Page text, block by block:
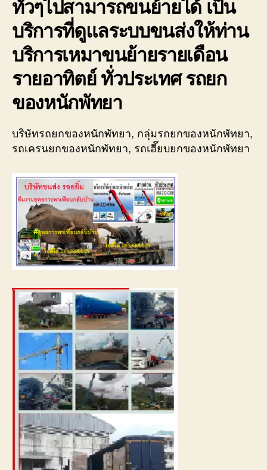
ทั่วๆไปสามารถขนย้ายได้ เป็น
บริการที่ดูแลระบบขนส่งให้ท่าน
บริการเหมาขนย้ายรายเดือน
รายอาทิตย์ ทั่วประเทศ รถยก
ของหนักพัทยา
บริษัทรถยกของหนักพัทยา, กลุ่มรถยกของหนักพัทยา,
รถเครนยกของหนักพัทยา, รถเฮี๊ยบยกของหนักพัทยา